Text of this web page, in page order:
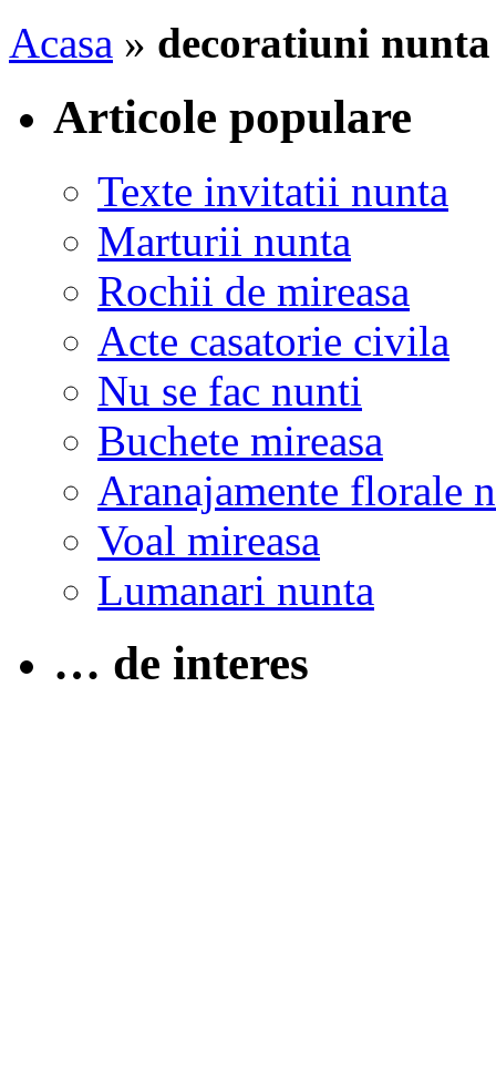
Acasa » decoratiuni
Articole populare
Texte invitatii nunta
Marturii nunta
Rochii de mireasa
Acte casatorie civila
Nu se fac nunti
Buchete mireasa
Aranajamente florale
Voal mireasa
Lumanari nunta
… de interes